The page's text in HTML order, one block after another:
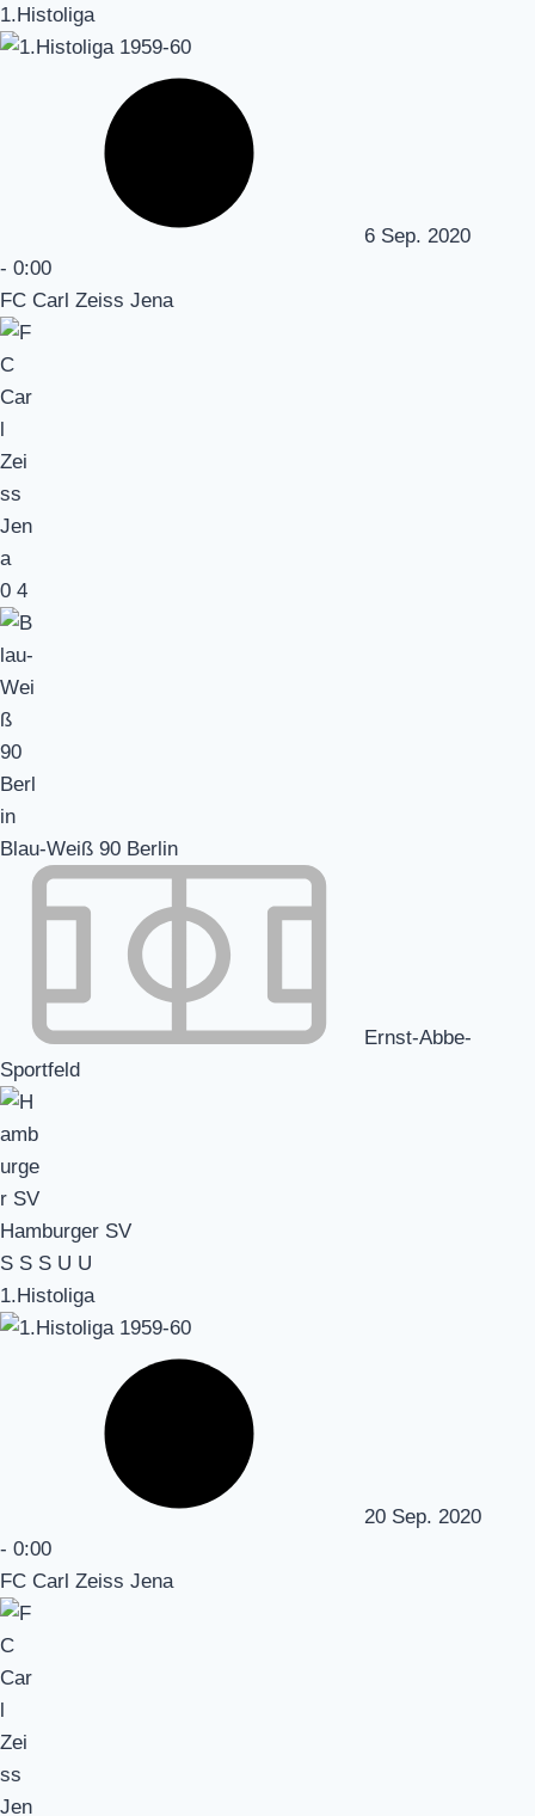
1.Histoliga
6 Sep. 2020
- 0:00
FC Carl Zeiss Jena
0 4
Blau-Weiß 90 Berlin
Ernst-Abbe-
Sportfeld
Hamburger SV
S S S U U
1.Histoliga
20 Sep. 2020
- 0:00
FC Carl Zeiss Jena